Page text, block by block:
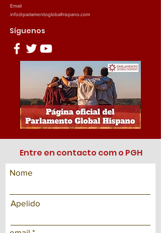
Email
info@parlamentoglobalhispano.com
Síguenos
Entre en contacto com o PGH
Nome
Apelido